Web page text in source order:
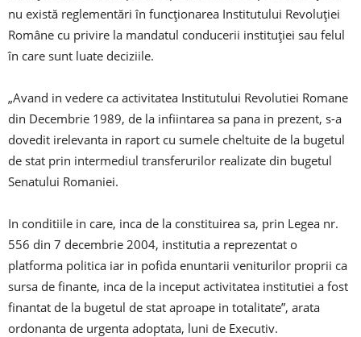
nu există reglementări în funcționarea Institutului Revoluției
Române cu privire la mandatul conducerii instituției sau felul
în care sunt luate deciziile.
„Avand in vedere ca activitatea Institutului Revolutiei Romane
din Decembrie 1989, de la infiintarea sa pana in prezent, s-a
dovedit irelevanta in raport cu sumele cheltuite de la bugetul
de stat prin intermediul transferurilor realizate din bugetul
Senatului Romaniei.
In conditiile in care, inca de la constituirea sa, prin Legea nr.
556 din 7 decembrie 2004, institutia a reprezentat o
platforma politica iar in pofida enuntarii veniturilor proprii ca
sursa de finante, inca de la inceput activitatea institutiei a fost
finantat de la bugetul de stat aproape in totalitate”, arata
ordonanta de urgenta adoptata, luni de Executiv.